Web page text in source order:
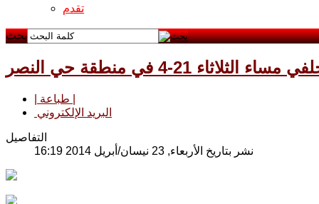
تقدم
بحث
21-4 في منطقة حي النصر
البريد الإلكتروني
التفاصيل
نشر بتاريخ الأربعاء, 23 نيسان/أبريل 2014 16:19